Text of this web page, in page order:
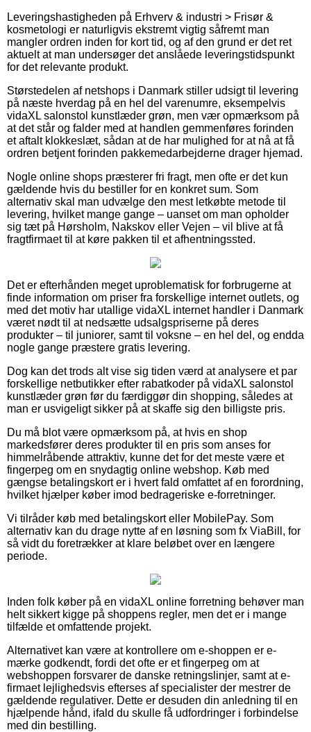
Leveringshastigheden på Erhverv & industri > Frisør &
kosmetologi er naturligvis ekstremt vigtig såfremt man
mangler ordren inden for kort tid, og af den grund er det ret
aktuelt at man undersøger det anslåede leveringstidspunkt
for det relevante produkt.
Størstedelen af netshops i Danmark stiller udsigt til levering
på næste hverdag på en hel del varenumre, eksempelvis
vidaXL salonstol kunstlæder grøn, men vær opmærksom på
at det står og falder med at handlen gemmenføres forinden
et aftalt klokkeslæt, sådan at de har mulighed for at nå at få
ordren betjent forinden pakkemedarbejderne drager hjemad.
Nogle online shops præsterer fri fragt, men ofte er det kun
gældende hvis du bestiller for en konkret sum. Som
alternativ skal man udvælge den mest letkøbte metode til
levering, hvilket mange gange – uanset om man opholder
sig tæt på Hørsholm, Nakskov eller Vejen – vil blive at få
fragtfirmaet til at køre pakken til et afhentningssted.
Det er efterhånden meget uproblematisk for forbrugerne at
finde information om priser fra forskellige internet outlets, og
med det motiv har utallige vidaXL internet handler i Danmark
været nødt til at nedsætte udsalgspriserne på deres
produkter – til juniorer, samt til voksne – en hel del, og endda
nogle gange præstere gratis levering.
Dog kan det trods alt vise sig tiden værd at analysere et par
forskellige netbutikker efter rabatkoder på vidaXL salonstol
kunstlæder grøn før du færdiggør din shopping, således at
man er usvigeligt sikker på at skaffe sig den billigste pris.
Du må blot være opmærksom på, at hvis en shop
markedsfører deres produkter til en pris som anses for
himmelråbende attraktiv, kunne det for det meste være et
fingerpeg om en snydagtig online webshop. Køb med
gængse betalingskort er i hvert fald omfattet af en forordning,
hvilket hjælper køber imod bedrageriske e-forretninger.
Vi tilråder køb med betalingskort eller MobilePay. Som
alternativ kan du drage nytte af en løsning som fx ViaBill, for
så vidt du foretrækker at klare beløbet over en længere
periode.
Inden folk køber på en vidaXL online forretning behøver man
helt sikkert kigge på shoppens regler, men det er i mange
tilfælde et omfattende projekt.
Alternativet kan være at kontrollere om e-shoppen er e-
mærke godkendt, fordi det ofte er et fingerpeg om at
webshoppen forsvarer de danske retningslinjer, samt at e-
firmaet lejlighedsvis efterses af specialister der mestrer de
gældende regulativer. Dette er desuden din anledning til en
hjælpende hånd, ifald du skulle få udfordringer i forbindelse
med din bestilling.